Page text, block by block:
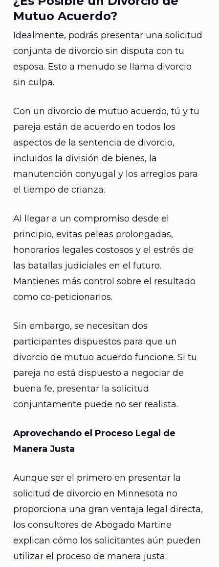
Mutuo Acuerdo?
Idealmente, podrás presentar una solicitud
conjunta de divorcio sin disputa con tu
esposa. Esto a menudo se llama divorcio
sin culpa.
Con un divorcio de mutuo acuerdo, tú y tu
pareja están de acuerdo en todos los
aspectos de la sentencia de divorcio,
incluidos la división de bienes, la
manutención conyugal y los arreglos para
el tiempo de crianza.
Al llegar a un compromiso desde el
principio, evitas peleas prolongadas,
honorarios legales costosos y el estrés de
las batallas judiciales en el futuro.
Mantienes más control sobre el resultado
como co-peticionarios.
Sin embargo, se necesitan dos
participantes dispuestos para que un
divorcio de mutuo acuerdo funcione. Si tu
pareja no está dispuesto a negociar de
buena fe, presentar la solicitud
conjuntamente puede no ser realista.
Aprovechando el Proceso Legal de
Manera Justa
Aunque ser el primero en presentar la
solicitud de divorcio en Minnesota no
proporciona una gran ventaja legal directa,
los consultores de Abogado Martine
explican cómo los solicitantes aún pueden
utilizar el proceso de manera justa: